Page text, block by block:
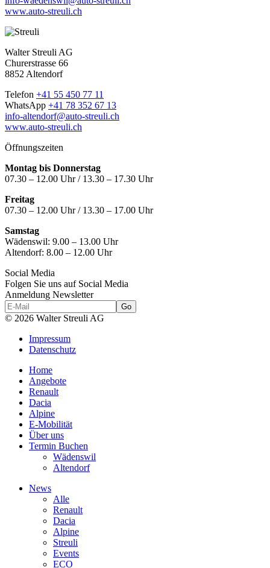
www.auto-streuli.ch
Walter Streuli AG
Churerstrasse 66
8852 Altendorf
Telefon +41 55 450 77 11
WhatsApp +41 78 352 67 13
info-altendorf@auto-streuli.ch
www.auto-streuli.ch
Öffnungszeiten
Montag bis Donnerstag
07.30 – 12.00 Uhr / 13.30 – 17.30 Uhr
Freitag
07.30 – 12.00 Uhr / 13.30 – 17.00 Uhr
Samstag
Wädenswil: 9.00 – 13.00 Uhr
Altendorf: 8.00 – 12.00 Uhr
Social Media
Folgen Sie uns auf Social Media
Anmeldung Newsletter
© 2026 Walter Streuli AG
Impressum
Datenschutz
Home
Angebote
Renault
Dacia
Alpine
E-Mobilität
Über uns
Termin Buchen
Wädenswil
Altendorf
News
Alle
Renault
Dacia
Alpine
Streuli
Events
ECO